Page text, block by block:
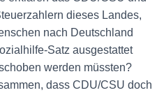
dieses Landes,
nach Deutschland
Satz ausgestattet
werden müssten?
dass CDU/CSU doch